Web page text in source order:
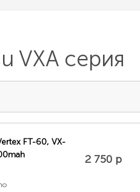
VXA серия
FT-60, VX-
2 750 р